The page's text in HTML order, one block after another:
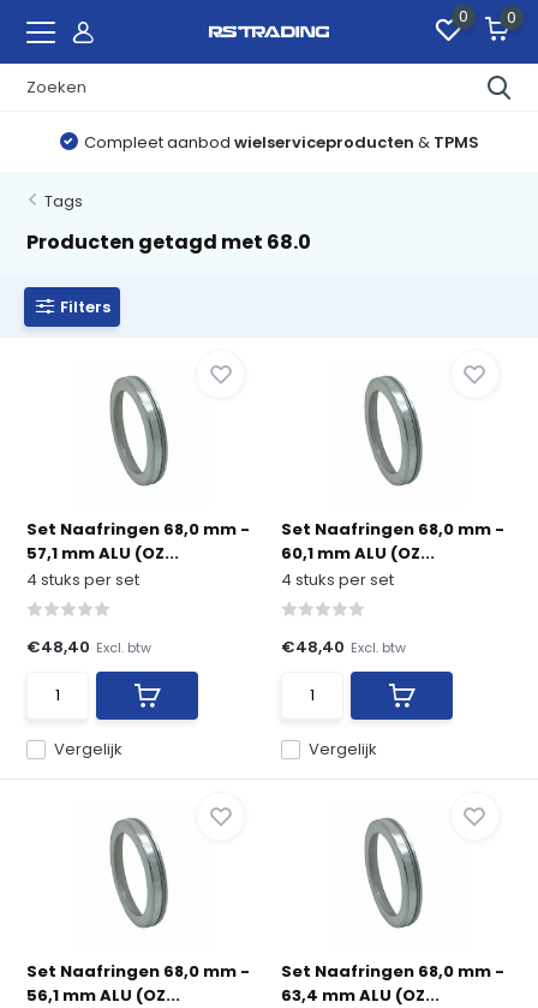
0 0
Compleet aanbod wielserviceproducten & TPMS
Tags
Producten getagd met 68.0
Filters
Set Naafringen 68,0 mm -
57,1 mm ALU (OZ...
4 stuks per set
Vergelijk
€48,40 Excl. btw
Set Naafringen 68,0 mm -
60,1 mm ALU (OZ...
4 stuks per set
Vergelijk
€48,40 Excl. btw
Set Naafringen 68,0 mm -
56,1 mm ALU (OZ...
Set Naafringen 68,0 mm -
63,4 mm ALU (OZ...